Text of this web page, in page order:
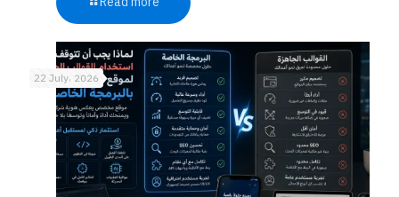
22 July، 2026